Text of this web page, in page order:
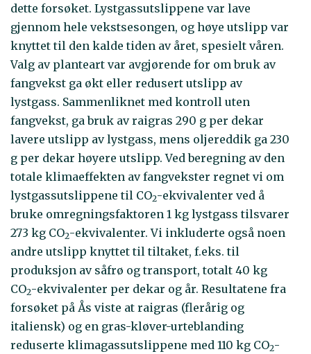
dette forsøket. Lystgassutslippene var lave
gjennom hele vekstsesongen, og høye utslipp var
knyttet til den kalde tiden av året, spesielt våren.
Valg av planteart var avgjørende for om bruk av
fangvekst ga økt eller redusert utslipp av
lystgass. Sammenliknet med kontroll uten
fangvekst, ga bruk av raigras 290 g per dekar
lavere utslipp av lystgass, mens oljereddik ga 230
g per dekar høyere utslipp. Ved beregning av den
totale klimaeffekten av fangvekster regnet vi om
lystgassutslippene til CO2-ekvivalenter ved å
bruke omregningsfaktoren 1 kg lystgass tilsvarer
273 kg CO2-ekvivalenter. Vi inkluderte også noen
andre utslipp knyttet til tiltaket, f.eks. til
produksjon av såfrø og transport, totalt 40 kg
CO2-ekvivalenter per dekar og år. Resultatene fra
forsøket på Ås viste at raigras (flerårig og
italiensk) og en gras-kløver-urteblanding
reduserte klimagassutslippene med 110 kg CO2-